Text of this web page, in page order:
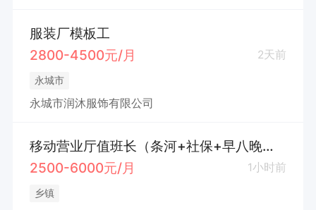
服装厂模板工
2800-4500元/月
2天前
永城市
永城市润沐服饰有限公司
移动营业厅值班长（条河+社保+早八晚六）
2500-6000元/月
1小时前
乡镇